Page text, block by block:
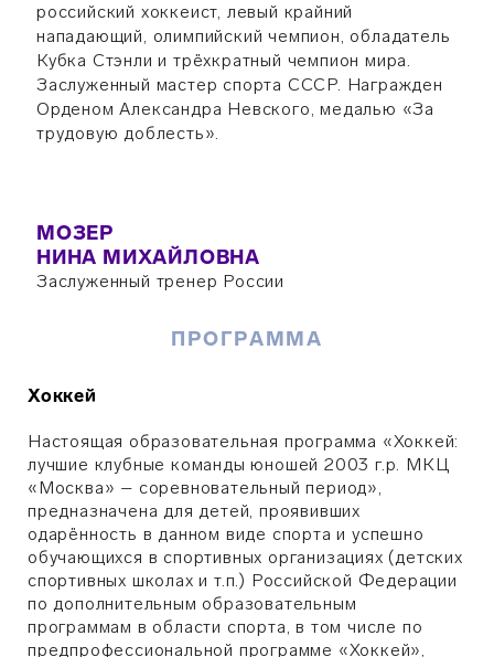
российский хоккеист, левый крайний
нападающий, олимпийский чемпион, обладатель
Кубка Стэнли и трёхкратный чемпион мира.
Заслуженный мастер спорта СССР. Награжден
Орденом Александра Невского, медалью «За
трудовую доблесть».
МОЗЕР
НИНА МИХАЙЛОВНА
Заслуженный тренер России
ПРОГРАММА
Хоккей
Настоящая образовательная программа «Хоккей:
лучшие клубные команды юношей 2003 г.р. МКЦ
«Москва» – соревновательный период»,
предназначена для детей, проявивших
одарённость в данном виде спорта и успешно
обучающихся в спортивных организациях (детских
спортивных школах и т.п.) Российской Федерации
по дополнительным образовательным
программам в области спорта, в том числе по
предпрофессиональной программе «Хоккей»,